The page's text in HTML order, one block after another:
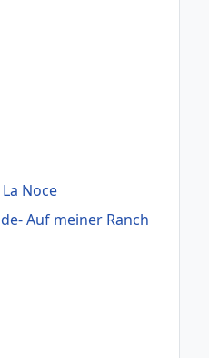
Noce
Auf meiner Ranch